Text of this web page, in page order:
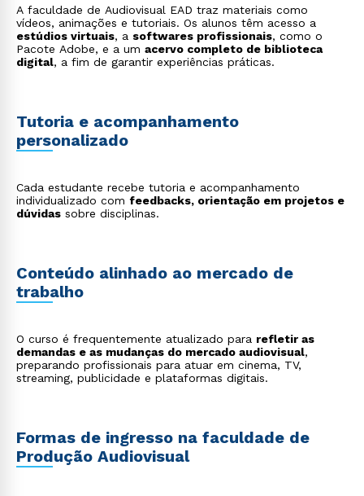
A faculdade de Audiovisual EAD traz materiais como
vídeos, animações e tutoriais. Os alunos têm acesso a
estúdios virtuais, a softwares profissionais, como o
Pacote Adobe, e a um acervo completo de biblioteca
digital, a fim de garantir experiências práticas.
Tutoria e acompanhamento
personalizado
Cada estudante recebe tutoria e acompanhamento
individualizado com feedbacks, orientação em projetos e
dúvidas sobre disciplinas.
Conteúdo alinhado ao mercado de
trabalho
O curso é frequentemente atualizado para refletir as
demandas e as mudanças do mercado audiovisual,
preparando profissionais para atuar em cinema, TV,
streaming, publicidade e plataformas digitais.
Formas de ingresso na faculdade de
Produção Audiovisual
Rápido e fácil
WhatsApp
ou